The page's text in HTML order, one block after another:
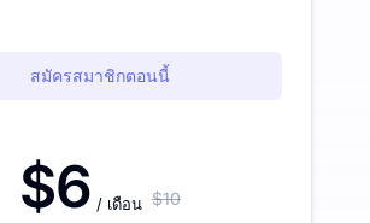
สมัครสมาชิกตอนนี้
$6 / เดือน $10